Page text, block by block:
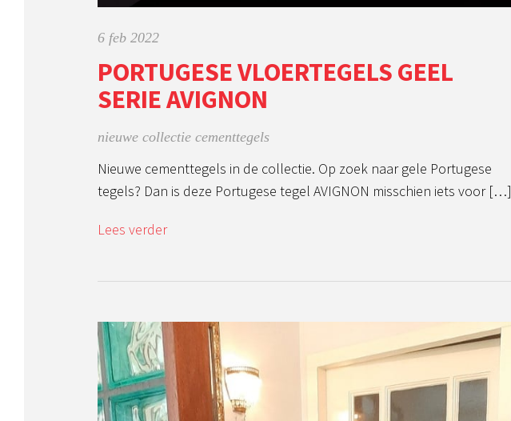
6 feb 2022
PORTUGESE VLOERTEGELS GEEL
SERIE AVIGNON
nieuwe collectie cementtegels
Nieuwe cementtegels in de collectie. Op zoek naar gele Portugese
tegels? Dan is deze Portugese tegel AVIGNON misschien iets voor […]
Lees verder